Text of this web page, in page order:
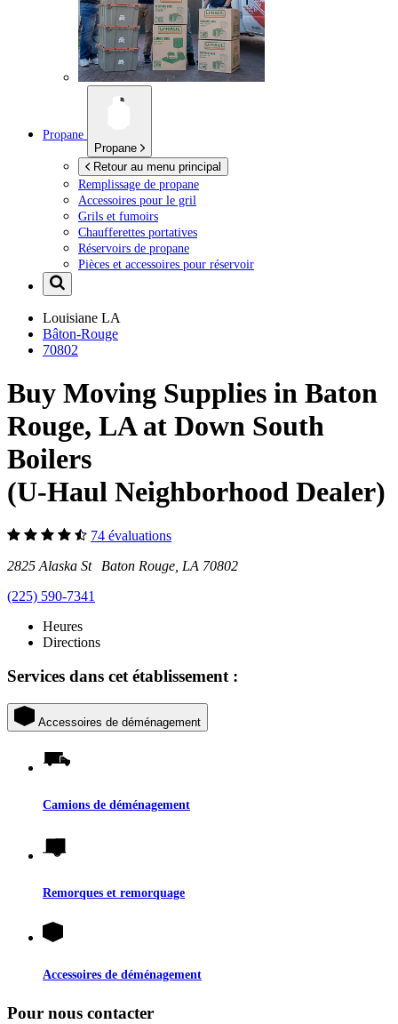
Propane
Propane
Retour au menu principal
Remplissage de propane
Accessoires pour le gril
Grils et fumoirs
Chaufferettes portatives
Réservoirs de propane
Pièces et accessoires pour réservoir
Louisiane LA
Bâton-Rouge
70802
Buy Moving Supplies in Baton
Rouge, LA at Down South
Boilers
(U-Haul Neighborhood Dealer)
74 évaluations
2825 Alaska St Baton Rouge, LA 70802
(225) 590-7341
Heures
Directions
Services dans cet établissement :
Accessoires de déménagement
Camions de déménagement
Remorques et remorquage
Accessoires de déménagement
Pour nous contacter